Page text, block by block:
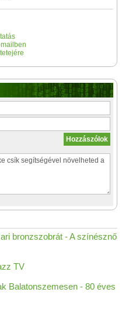
bronzszobrát - A színésznő
TV
Balatonszemesen - 80 éves